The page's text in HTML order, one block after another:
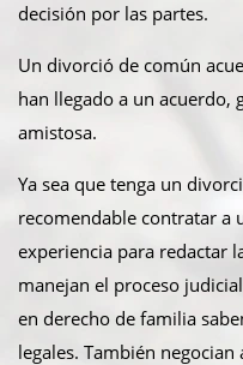
decisión por las partes.
Un divorció de común
han llegado a un acuerdo,
amistosa.
Ya sea que tenga un
recomendable contratar a
experiencia para redactar
manejan el proceso
en derecho de familia
legales. También